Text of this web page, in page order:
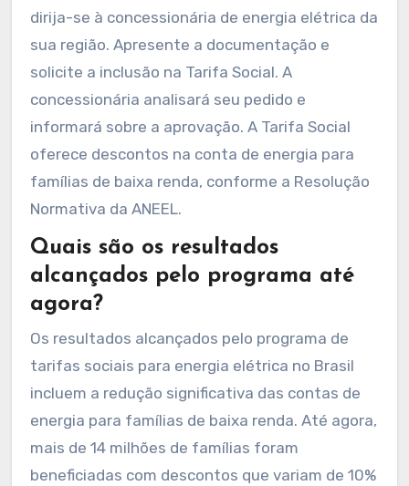
dirija-se à concessionária de energia elétrica da
sua região. Apresente a documentação e
solicite a inclusão na Tarifa Social. A
concessionária analisará seu pedido e
informará sobre a aprovação. A Tarifa Social
oferece descontos na conta de energia para
famílias de baixa renda, conforme a Resolução
Normativa da ANEEL.
Quais são os resultados
alcançados pelo programa até
agora?
Os resultados alcançados pelo programa de
tarifas sociais para energia elétrica no Brasil
incluem a redução significativa das contas de
energia para famílias de baixa renda. Até agora,
mais de 14 milhões de famílias foram
beneficiadas com descontos que variam de 10%